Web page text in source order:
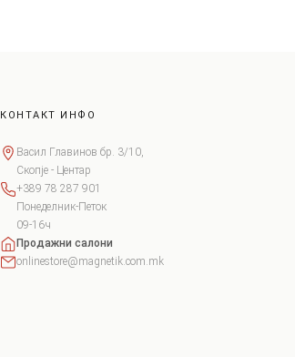
КОНТАКТ ИНФО
Васил Главинов бр. 3/10,
Скопје - Центар
+389 78 287 901
Понеделник-Петок
09-16ч
Продажни салони
onlinestore@magnetik.com.mk